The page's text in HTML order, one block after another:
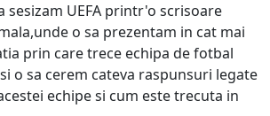
sesizam UEFA printr'o scrisoare
o sa prezentam in cat mai
prin care trece echipa de fotbal
o sa cerem cateva raspunsuri legate
echipe si cum este trecuta in